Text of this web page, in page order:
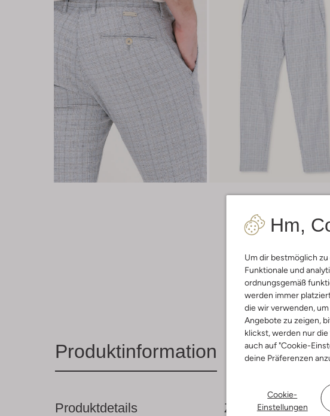
Hm,
Um dir bestmöglich
Funktionale und
ordnungsgemäß
werden immer
die wir verwenden,
Angebote zu zeigen,
klickst, werden nur
auch auf "Cookie-
deine Präferenzen
Cookie-
Einstellungen
Produktinformation
Produktdetails